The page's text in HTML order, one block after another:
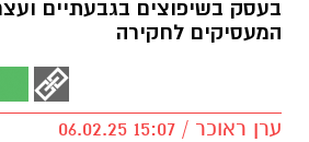
בעסק בשיפוצים בגבעתיים
המעסיקים לחקירה
ערן ראוכר / 15:07 06.02.25